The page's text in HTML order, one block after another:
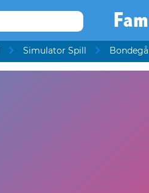
Simulator Spill